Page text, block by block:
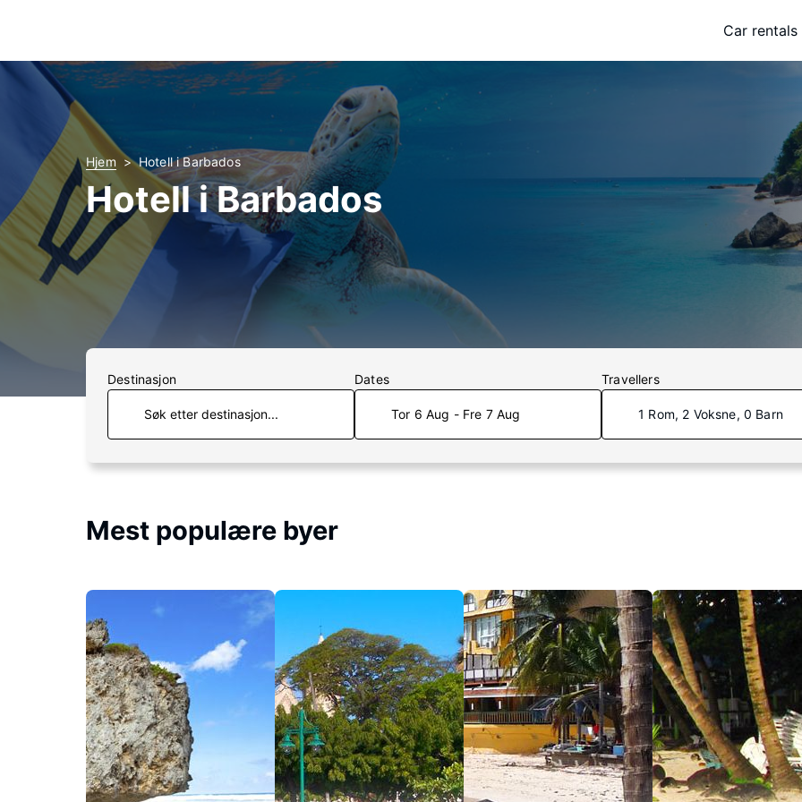
Car rentals
Hjem Hotell i Barbados
Hotell i Barbados
Destinasjon Dates
Tor 6 Aug - Fre 7 Aug
Travellers
1 Rom, 2 Voksne, 0 Barn
Mest populære byer